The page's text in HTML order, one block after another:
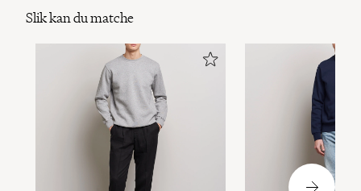
Slik kan du matche